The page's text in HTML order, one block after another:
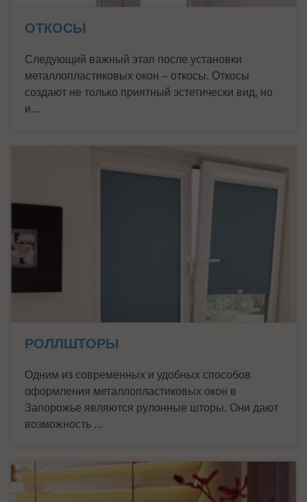
ОТКОСЫ
Следующий важный этап после установки
металлопластиковых окон – откосы. Откосы
создают не только приятный эстетически вид, но
и...
РОЛЛШТОРЫ
Одним из современных и удобных способов
оформления металлопластиковых окон в
Запорожье являются рулонные шторы. Они дают
возможность ...